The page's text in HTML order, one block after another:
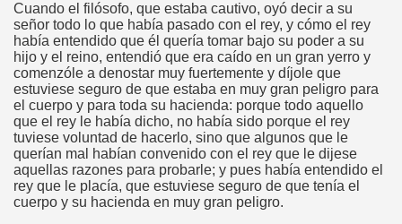
Cuando el filósofo, que estaba cautivo, oyó decir a su
señor todo lo que había pasado con el rey, y cómo el rey
había entendido que él quería tomar bajo su poder a su
hijo y el reino, entendió que era caído en un gran yerro y
comenzóle a denostar muy fuertemente y díjole que
estuviese seguro de que estaba en muy gran peligro para
el cuerpo y para toda su hacienda: porque todo aquello
que el rey le había dicho, no había sido porque el rey
tuviese voluntad de hacerlo, sino que algunos que le
querían mal habían convenido con el rey que le dijese
aquellas razones para probarle; y pues había entendido el
rey que le placía, que estuviese seguro de que tenía el
cuerpo y su hacienda en muy gran peligro.